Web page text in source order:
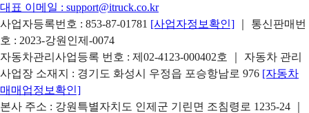
대표 이메일 : support@itruck.co.kr
사업자등록번호 : 853-87-01781 [사업자정보확인]
｜ 통신판매번
호 : 2023-강원인제-0074
자동차관리사업등록 번호 : 제02-4123-000402호 ｜ 자동차 관리
사업장 소재지 : 경기도 화성시 우정읍 포승항남로 976 [자동차
매매업정보확인]
본사 주소 : 강원특별자치도 인제군 기린면 조침령로 1235-24 ｜